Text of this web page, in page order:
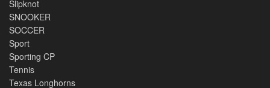
Slipknot
SNOOKER
SOCCER
Sport
Sporting CP
Tennis
Texas Longhorns